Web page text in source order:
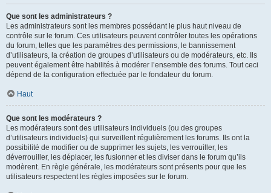
Que sont les administrateurs ?
Les administrateurs sont les membres possédant le plus haut niveau de
contrôle sur le forum. Ces utilisateurs peuvent contrôler toutes les opérations
du forum, telles que les paramètres des permissions, le bannissement
d’utilisateurs, la création de groupes d’utilisateurs ou de modérateurs, etc. Ils
peuvent également être habilités à modérer l’ensemble des forums. Tout ceci
dépend de la configuration effectuée par le fondateur du forum.
Haut
Que sont les modérateurs ?
Les modérateurs sont des utilisateurs individuels (ou des groupes
d’utilisateurs individuels) qui surveillent régulièrement les forums. Ils ont la
possibilité de modifier ou de supprimer les sujets, les verrouiller, les
déverrouiller, les déplacer, les fusionner et les diviser dans le forum qu’ils
modèrent. En règle générale, les modérateurs sont présents pour que les
utilisateurs respectent les règles imposées sur le forum.